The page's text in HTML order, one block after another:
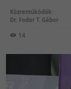
Közreműködők:
Dr. Fodor T. Gábor
14